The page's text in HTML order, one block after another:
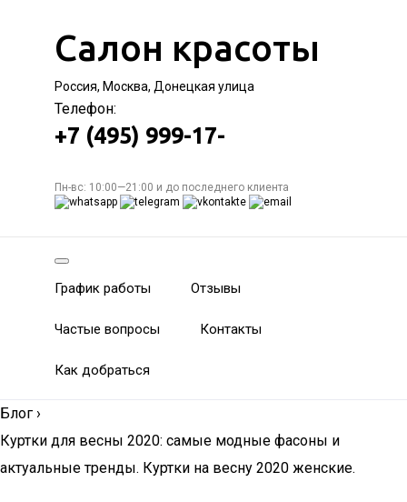
Салон красоты
Россия, Москва, Донецкая улица
Телефон:
+7 (495) 999-17-
Пн-вс: 10:00—21:00 и до последнего клиента
График работы Отзывы
Частые вопросы Контакты
Как добраться
Блог ›
Куртки для весны 2020: самые модные фасоны и
актуальные тренды. Куртки на весну 2020 женские.